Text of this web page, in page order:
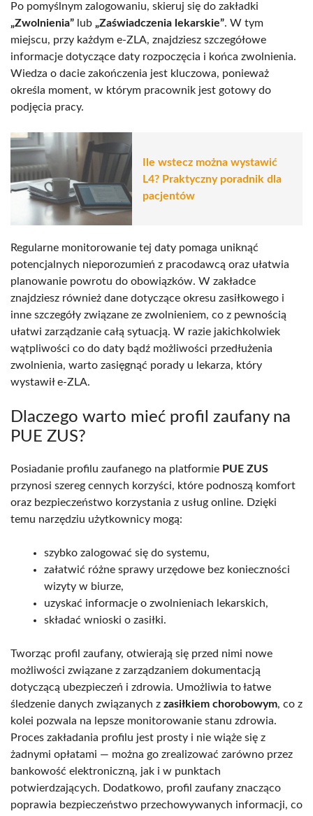
Po pomyślnym zalogowaniu, skieruj się do zakładki
„Zwolnienia” lub „Zaświadczenia lekarskie”. W tym
miejscu, przy każdym e-ZLA, znajdziesz szczegółowe
informacje dotyczące daty rozpoczęcia i końca zwolnienia.
Wiedza o dacie zakończenia jest kluczowa, ponieważ
określa moment, w którym pracownik jest gotowy do
podjęcia pracy.
Ile wstecz można wystawić
L4? Praktyczny poradnik dla
pacjentów
Regularne monitorowanie tej daty pomaga uniknąć
potencjalnych nieporozumień z pracodawcą oraz ułatwia
planowanie powrotu do obowiązków. W zakładce
znajdziesz również dane dotyczące okresu zasiłkowego i
inne szczegóły związane ze zwolnieniem, co z pewnością
ułatwi zarządzanie całą sytuacją. W razie jakichkolwiek
wątpliwości co do daty bądź możliwości przedłużenia
zwolnienia, warto zasięgnąć porady u lekarza, który
wystawił e-ZLA.
Dlaczego warto mieć profil zaufany na
PUE ZUS?
Posiadanie profilu zaufanego na platformie PUE ZUS
przynosi szereg cennych korzyści, które podnoszą komfort
oraz bezpieczeństwo korzystania z usług online. Dzięki
temu narzędziu użytkownicy mogą:
szybko zalogować się do systemu,
załatwić różne sprawy urzędowe bez konieczności
wizyty w biurze,
uzyskać informacje o zwolnieniach lekarskich,
składać wnioski o zasiłki.
Tworząc profil zaufany, otwierają się przed nimi nowe
możliwości związane z zarządzaniem dokumentacją
dotyczącą ubezpieczeń i zdrowia. Umożliwia to łatwe
śledzenie danych związanych z zasiłkiem chorobowym, co z
kolei pozwala na lepsze monitorowanie stanu zdrowia.
Proces zakładania profilu jest prosty i nie wiąże się z
żadnymi opłatami — można go zrealizować zarówno przez
bankowość elektroniczną, jak i w punktach
potwierdzających. Dodatkowo, profil zaufany znacząco
poprawia bezpieczeństwo przechowywanych informacji, co